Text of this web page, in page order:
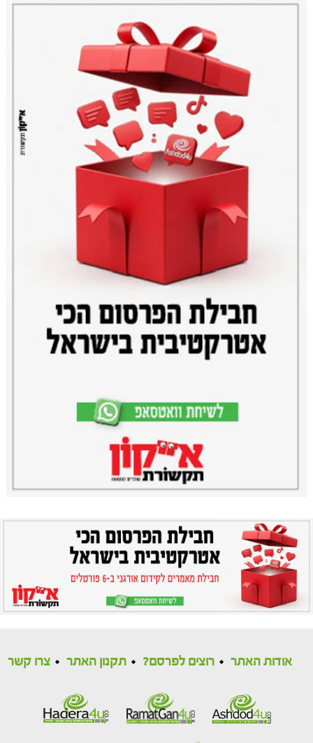
אודות האתר רוצים לפרסם? תקנון האתר צרו קשר